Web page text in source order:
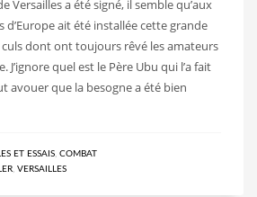
Versailles a été signé, il semble qu’aux
d’Europe ait été installée cette grande
dont ont toujours rêvé les amateurs
quel est le Père Ubu qui l’a fait
avouer que la besogne a été bien
ET ESSAIS COMBAT
VERSAILLES